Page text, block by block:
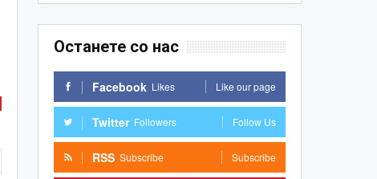
Останете со нас
Facebook Likes Like our page
Twitter Followers Follow Us
RSS Subscribe Subscribe